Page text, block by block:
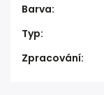
Barva:
Typ:
Zpracování: